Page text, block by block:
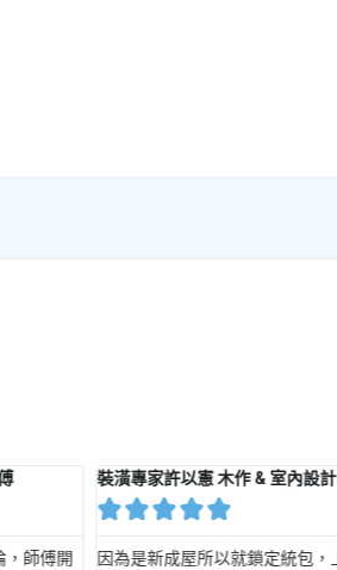
，師傅開
裝潢專家許以憲 木作 & 室內設

因為是新成屋所以就鎖定統包，